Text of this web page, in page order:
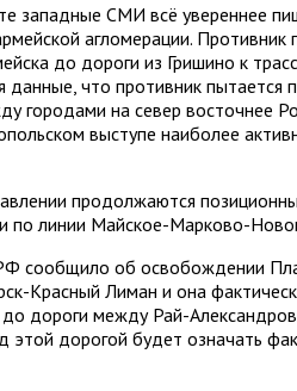
западные СМИ всё увереннее
агломерации. Противник
до дороги из Гришино к
данные, что противник пытается
городами на север восточнее
выступе наиболее
продолжаются
по линии Майское-Марково-
сообщило об освобождении
Красный Лиман и она
дороги между Рай-
этой дорогой будет означать